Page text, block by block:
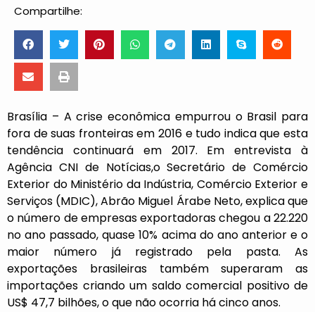
Compartilhe:
Brasília – A crise econômica empurrou o Brasil para
fora de suas fronteiras em 2016 e tudo indica que esta
tendência continuará em 2017. Em entrevista à
Agência CNI de Notícias,o Secretário de Comércio
Exterior do Ministério da Indústria, Comércio Exterior e
Serviços (MDIC), Abrão Miguel Árabe Neto, explica que
o número de empresas exportadoras chegou a 22.220
no ano passado, quase 10% acima do ano anterior e o
maior número já registrado pela pasta. As
exportações brasileiras também superaram as
importações criando um saldo comercial positivo de
US$ 47,7 bilhões, o que não ocorria há cinco anos.